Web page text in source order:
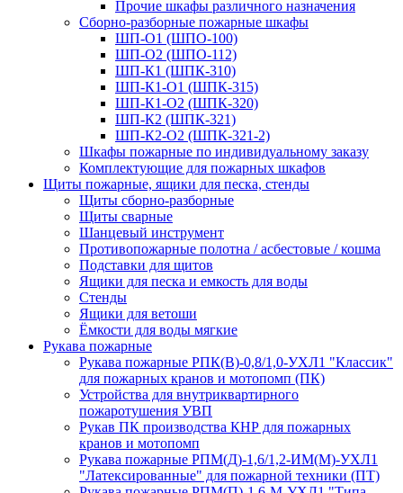
Прочие шкафы различного назначения
Сборно-разборные пожарные шкафы
ШП-О1 (ШПО-100)
ШП-О2 (ШПО-112)
ШП-К1 (ШПК-310)
ШП-К1-О1 (ШПК-315)
ШП-К1-О2 (ШПК-320)
ШП-К2 (ШПК-321)
ШП-К2-О2 (ШПК-321-2)
Шкафы пожарные по индивидуальному заказу
Комплектующие для пожарных шкафов
Щиты пожарные, ящики для песка, стенды
Щиты сборно-разборные
Щиты сварные
Шанцевый инструмент
Противопожарные полотна / асбестовые / кошма
Подставки для щитов
Ящики для песка и емкость для воды
Стенды
Ящики для ветоши
Ёмкости для воды мягкие
Рукава пожарные
Рукава пожарные РПК(В)-0,8/1,0-УХЛ1 "Классик"
для пожарных кранов и мотопомп (ПК)
Устройства для внутриквартирного
пожаротушения УВП
Рукав ПК производства КНР для пожарных
кранов и мотопомп
Рукава пожарные РПМ(Д)-1,6/1,2-ИМ(M)-УХЛ1
"Латексированные" для пожарной техники (ПТ)